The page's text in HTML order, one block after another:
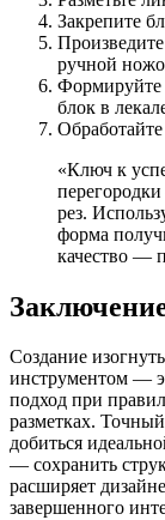
Закрепите
ручной
Формируйте
блок в
«Ключ к
рез.
форма
качество —
Создание
инструментом —
подход при
разметках.
добиться
— сохранить
расширяет
завершенного